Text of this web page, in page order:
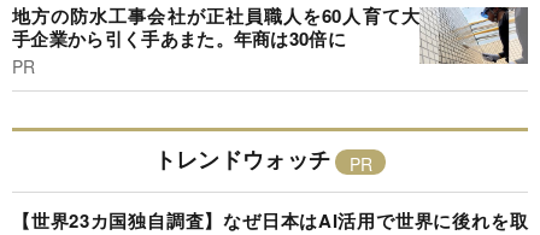
地方の防水工事会社が正社員職人を60人育て大
手企業から引く手あまた。年商は30倍に
PR
トレンドウォッチ
【世界23カ国独自調査】なぜ日本はAI活用で世界に後れを取